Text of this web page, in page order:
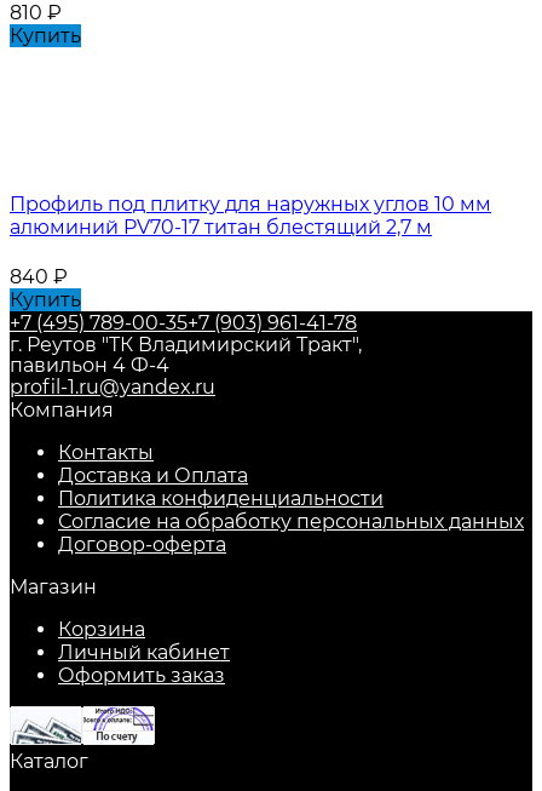
810 ₽
Купить
Профиль под плитку для наружных углов 10 мм
алюминий PV70-17 титан блестящий 2,7 м
840 ₽
Купить
+7 (495) 789-00-35+7 (903) 961-41-78
г. Реутов "ТК Владимирский Тракт",
павильон 4 Ф-4
profil-1.ru@yandex.ru
Компания
Контакты
Доставка и Оплата
Политика конфиденциальности
Согласие на обработку персональных данных
Договор-оферта
Магазин
Корзина
Личный кабинет
Оформить заказ
Каталог